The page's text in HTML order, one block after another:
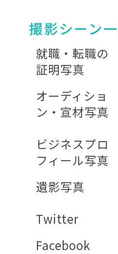
撮影シーン
就職・転職の
証明写真
オーディショ
ン・宣材写真
ビジネスプロ
フィール写真
遺影写真
Twitter
Facebook